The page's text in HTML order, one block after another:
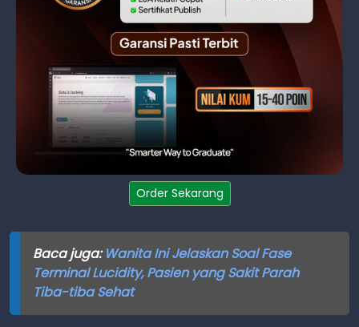
Order Sekarang
Baca juga:Wanita Ini Jelaskan Soal Fase
Terminal Lucidity, Pasien yang Sakit Parah
Tiba-tiba Sehat